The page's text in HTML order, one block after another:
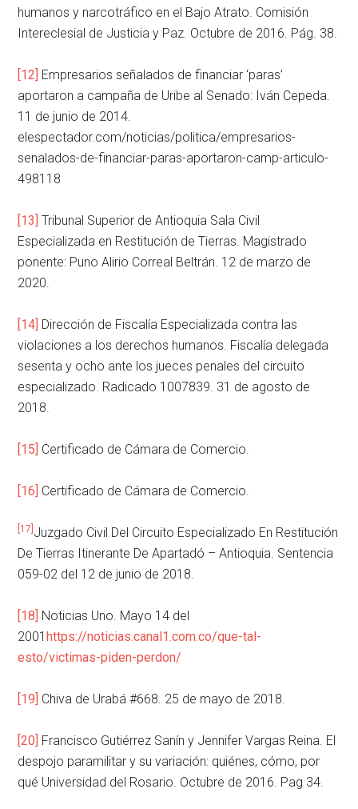
humanos y narcotráfico en el Bajo Atrato. Comisión
Intereclesial de Justicia y Paz. Octubre de 2016. Pág. 38.
[12] Empresarios señalados de financiar ‘paras’
aportaron a campaña de Uribe al Senado: Iván Cepeda.
11 de junio de 2014.
elespectador.com/noticias/politica/empresarios-
senalados-de-financiar-paras-aportaron-camp-articulo-
498118
[13] Tribunal Superior de Antioquia Sala Civil
Especializada en Restitución de Tierras. Magistrado
ponente: Puno Alirio Correal Beltrán. 12 de marzo de
2020.
[14] Dirección de Fiscalía Especializada contra las
violaciones a los derechos humanos. Fiscalía delegada
sesenta y ocho ante los jueces penales del circuito
especializado. Radicado 1007839. 31 de agosto de
2018.
[15] Certificado de Cámara de Comercio.
[16] Certificado de Cámara de Comercio.
[17] Juzgado Civil Del Circuito Especializado En Restitución
De Tierras Itinerante De Apartadó – Antioquia. Sentencia
059-02 del 12 de junio de 2018.
[18] Noticias Uno. Mayo 14 del
2001https://noticias.canal1.com.co/que-tal-
esto/victimas-piden-perdon/
[19] Chiva de Urabá #668. 25 de mayo de 2018.
[20] Francisco Gutiérrez Sanín y Jennifer Vargas Reina. El
despojo paramilitar y su variación: quiénes, cómo, por
qué Universidad del Rosario. Octubre de 2016. Pag 34.